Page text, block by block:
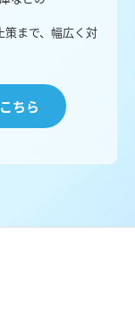
まで、幅広く対
ちら